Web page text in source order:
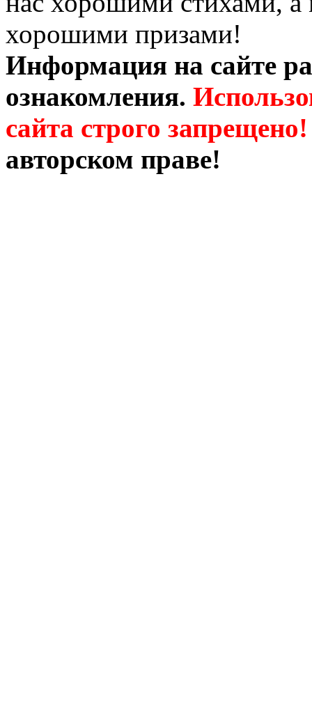
хорошими призами!
Информация на сайте
ознакомления.
сайта строго запрещено!
авторском праве!